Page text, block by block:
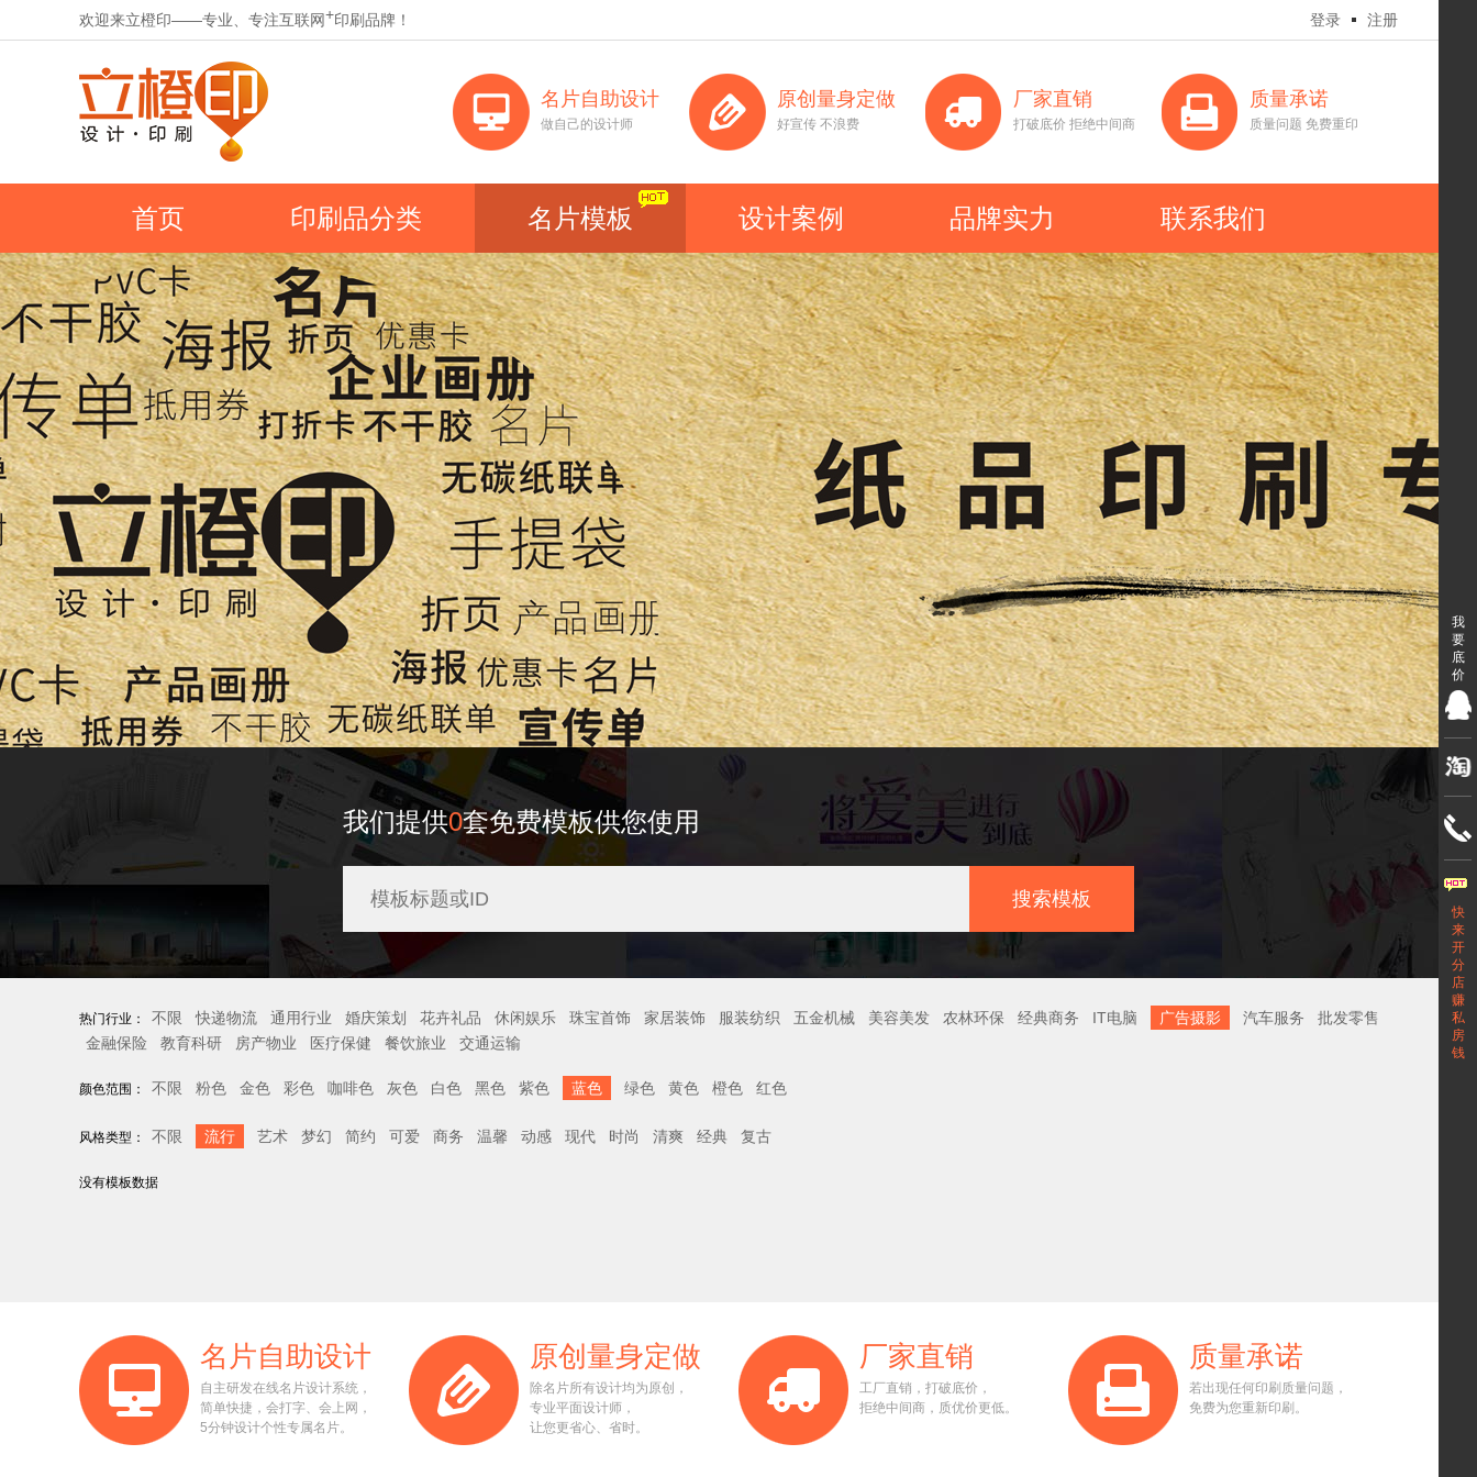
欢迎来立橙印——专业、专注互联网+印刷品牌！ 登录 注册
名片自助设计
做自己的设计师
原创量身定做
好宣传 不浪费
厂家直销
打破底价 拒绝中间商
质量承诺
质量问题 免费重印
首页 印刷品分类 名片模板 设计案例 品牌实力 联系我们
我们提供0套免费模板供您使用
搜索模板
热门行业： 不限 快递物流 通用行业 婚庆策划 花卉礼品 休闲娱乐 珠宝首饰 家居装饰 服装纺织 五金机械 美容美发 农林环保 经典商务 IT电脑 广告摄影 汽车服务
批发零售
金融保险
教育科研 房产物业 医疗保健 餐饮旅业 交通运输
颜色范围： 不限 粉色 金色 彩色 咖啡色 灰色 白色 黑色 紫色 蓝色 绿色 黄色 橙色 红色
风格类型： 不限 流行 艺术 梦幻 简约 可爱 商务 温馨 动感 现代 时尚 清爽 经典 复古
没有模板数据
名片自助设计
自主研发在线名片设计系统，
简单快捷，会打字、会上网，
5分钟设计个性专属名片。
原创量身定做
除名片所有设计均为原创，
专业平面设计师，
让您更省心、省时。
厂家直销
工厂直销，打破底价，
拒绝中间商，质优价更低。
质量承诺
若出现任何印刷质量问题，
免费为您重新印刷。
我
要
底
价
快
来
开
分
店
赚
私
房
钱